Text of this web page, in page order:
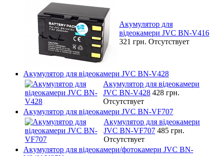
Акумулятор для
відеокамери JVC BN-V416
321 грн. Отсутствует
Акумулятор для відеокамери JVC BN-V428
Акумулятор для відеокамери
JVC BN-V428 428 грн.
Отсутствует
Акумулятор для відеокамери JVC BN-VF707
Акумулятор для відеокамери
JVC BN-VF707 485 грн.
Отсутствует
Акумулятор для відеокамери/фотокамери JVC BN-